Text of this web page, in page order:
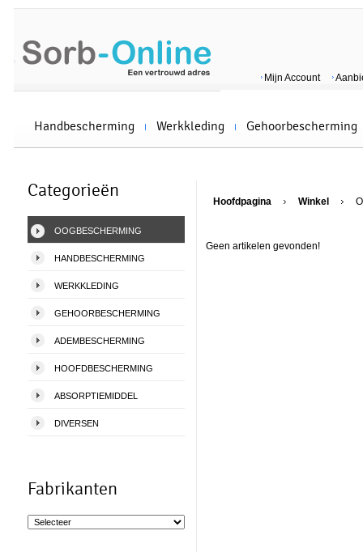
Mijn Account
Handbescherming Werkkleding Gehoorbescherming
Categorieën
OOGBESCHERMING
HANDBESCHERMING
WERKKLEDING
GEHOORBESCHERMING
ADEMBESCHERMING
HOOFDBESCHERMING
ABSORPTIEMIDDEL
DIVERSEN
Fabrikanten
Hoofdpagina Winkel
Geen artikelen gevonden!